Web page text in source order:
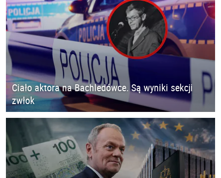
Ciało aktora na Bachledówce. Są wyniki sekcji
zwłok